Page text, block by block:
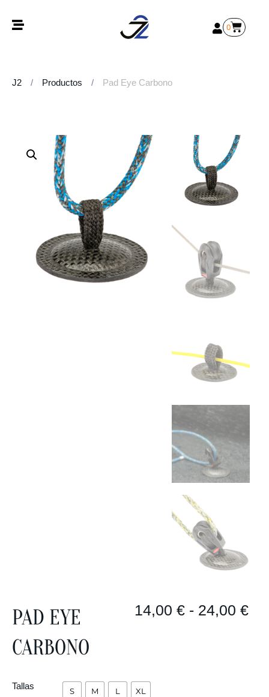
0
J2 / Productos / Pad Eye Carbono
PAD EYE
CARBONO
14,00 € - 24,00 €
Tallas S M L XL